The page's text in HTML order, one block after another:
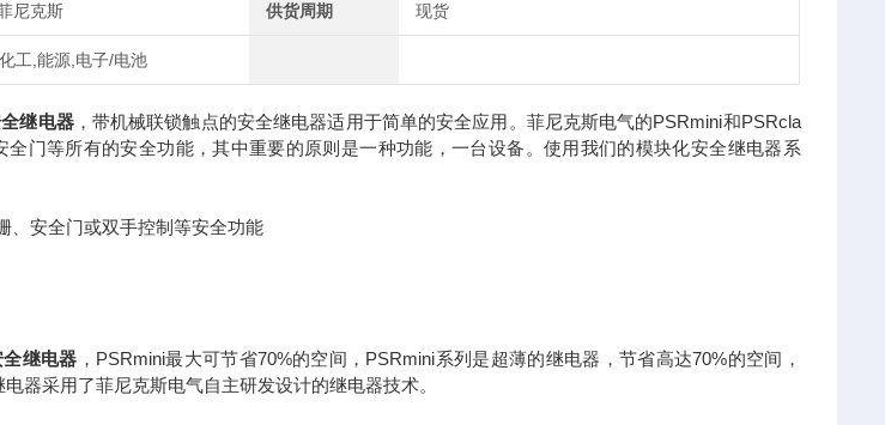
尼克斯 供货周期 现货
工,能源,电子/电池
继电器，带机械联锁触点的安全继电器适用于简单的安全应用。菲尼克斯电气的PSRmini和PSRcla
门等所有的安全功能，其中重要的原则是一种功能，一台设备。使用我们的模块化安全继电器系
、安全门或双手控制等安全功能
继电器 ，PSRmini最大可节省70%的空间，PSRmini系列是超薄的继电器，节省高达70%的空间，
器采用了菲尼克斯电气自主研发设计的继电器技术。